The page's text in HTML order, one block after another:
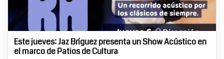
Este jueves: Jaz Bríguez presenta un Show Acústico en
el marco de Patios de Cultura